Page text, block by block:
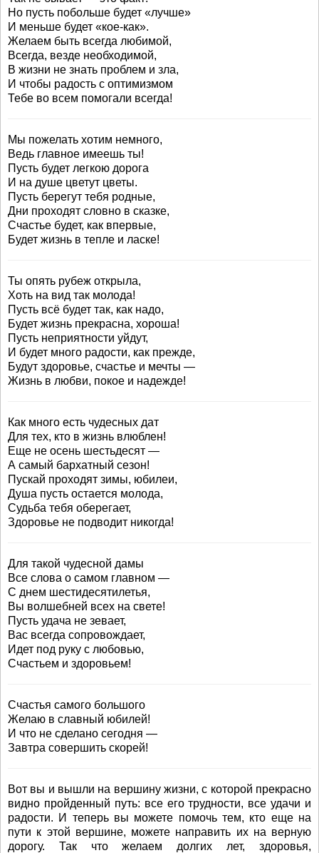
Но пусть побольше будет «лучше»
И меньше будет «кое-как».
Желаем быть всегда любимой,
Всегда, везде необходимой,
В жизни не знать проблем и зла,
И чтобы радость с оптимизмом
Тебе во всем помогали всегда!
Мы пожелать хотим немного,
Ведь главное имеешь ты!
Пусть будет легкою дорога
И на душе цветут цветы.
Пусть берегут тебя родные,
Дни проходят словно в сказке,
Счастье будет, как впервые,
Будет жизнь в тепле и ласке!
Ты опять рубеж открыла,
Хоть на вид так молода!
Пусть всё будет так, как надо,
Будет жизнь прекрасна, хороша!
Пусть неприятности уйдут,
И будет много радости, как прежде,
Будут здоровье, счастье и мечты —
Жизнь в любви, покое и надежде!
Как много есть чудесных дат
Для тех, кто в жизнь влюблен!
Еще не осень шестьдесят —
А самый бархатный сезон!
Пускай проходят зимы, юбилеи,
Душа пусть остается молода,
Судьба тебя оберегает,
Здоровье не подводит никогда!
Для такой чудесной дамы
Все слова о самом главном —
С днем шестидесятилетья,
Вы волшебней всех на свете!
Пусть удача не зевает,
Вас всегда сопровождает,
Идет под руку с любовью,
Счастьем и здоровьем!
Счастья самого большого
Желаю в славный юбилей!
И что не сделано сегодня —
Завтра совершить скорей!
Вот вы и вышли на вершину жизни, с которой прекрасно
видно пройденный путь: все его трудности, все удачи и
радости. И теперь вы можете помочь тем, кто еще на
пути к этой вершине, можете направить их на верную
дорогу. Так что желаем долгих лет, здоровья,